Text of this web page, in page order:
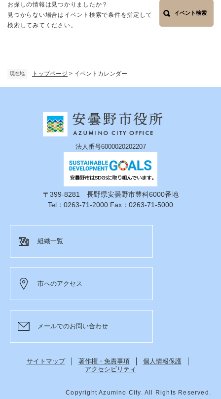
現在地 トップページ > イベントカレンダー
お探しの情報は見つかりましたか？
見つからない場合はイベント検索で条件を指定して
検索してみてください。
イベント検索
法人番号6000020202207
〒399-8281 長野県安曇野市豊科6000番地
Tel：0263-71-2000 Fax：0263-71-5000
組織一覧
市へのアクセス
メールでのお問い合わせ
サイトマップ 著作権・免責事項
個人情報保護
アクセシビリティ
Copyright Azumino City. All Rights Reserved.